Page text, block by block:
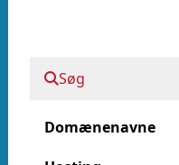
Domænenavne
Søg
Vores pakker
Kom godt i gang!